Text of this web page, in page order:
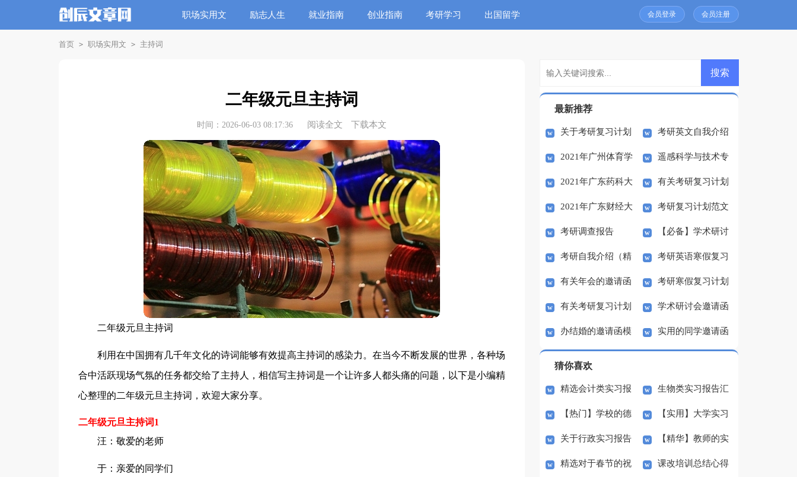
职场实用文 励志人生 就业指南 创业指南 考研学习 出国留学 会员登录 会员注册
首页 > 职场实用文 > 主持词
二年级元旦主持词
时间：2026-06-03 08:17:36 阅读全文 下载本文
二年级元旦主持词
利用在中国拥有几千年文化的诗词能够有效提高主持词的感染力。在当今不断发展的世界，各种场
合中活跃现场气氛的任务都交给了主持人，相信写主持词是一个让许多人都头痛的问题，以下是小编精
心整理的二年级元旦主持词，欢迎大家分享。
二年级元旦主持词1
汪：敬爱的老师
于：亲爱的同学们
最新推荐
关于考研复习计划
模板六篇
考研英文自我介绍
范文集合7篇
2021年广州体育学
院考研报考点网上确认
指南
遥感科学与技术专
业主要考研方向是什么
2021年广东药科大
学考研考点网上确认指
南
有关考研复习计划
汇编7篇
2021年广东财经大
学考研报考点网上确认
指南
考研复习计划范文
汇编8篇
考研调查报告 【必备】学术研讨
会邀请函三篇
考研自我介绍（精
选15篇）
考研英语寒假复习
计划3篇
有关年会的邀请函
模板合集九篇
考研寒假复习计划
(9篇)
有关考研复习计划
范文锦集8篇
学术研讨会邀请函
锦集八篇
办结婚的邀请函模 实用的同学邀请函
猜你喜欢
精选会计类实习报
告集合6篇
生物类实习报告汇
总10篇
【热门】学校的德
育工作计划模板汇总七
篇
【实用】大学实习
报告合集十篇
关于行政实习报告
汇总8篇
【精华】教师的实
习报告汇编九篇
精选对于春节的祝 课改培训总结心得